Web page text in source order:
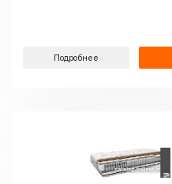
Подробнее